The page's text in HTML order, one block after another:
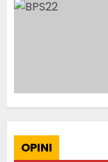
OPINI